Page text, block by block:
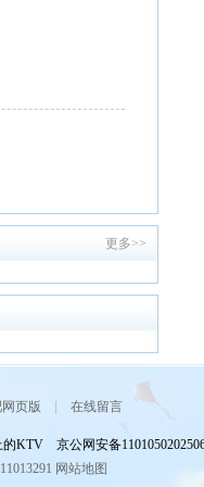
更多>>
页版 在线留言
KTV 京公网安备
网站地图